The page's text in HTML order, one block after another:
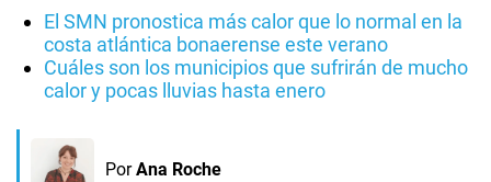
El SMN pronostica más calor que lo normal en la
costa atlántica bonaerense este verano
Cuáles son los municipios que sufrirán de mucho
calor y pocas lluvias hasta enero
Por Ana Roche